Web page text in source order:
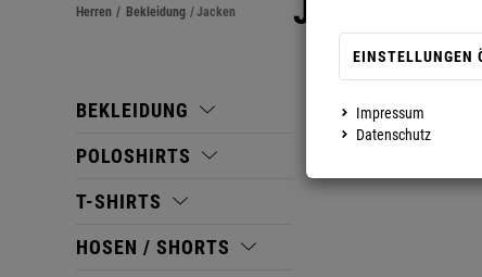
Herren / Bekleidung /Jacken
BEKLEIDUNG
POLOSHIRTS
T-SHIRTS
HOSEN / SHORTS
JACKEN
EINSTELLUNGEN
Impressum
Datenschutz